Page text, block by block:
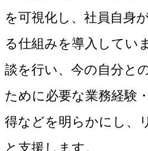
を可視化し、社員自身
る仕組みを導入してい
談を行い、今の自分と
ために必要な業務経験
得などを明らかにし、